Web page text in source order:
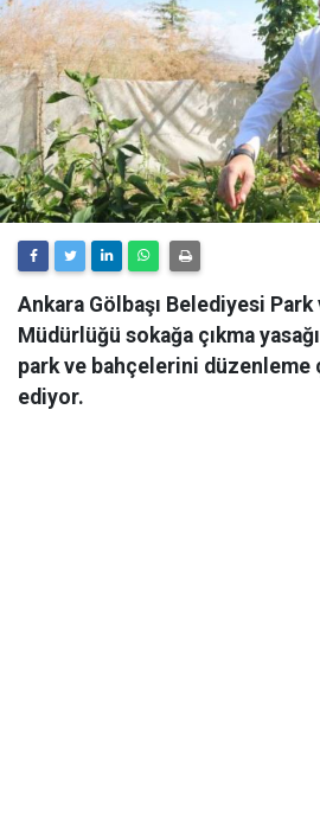
Ankara Gölbaşı Belediyesi
Müdürlüğü sokağa çıkma
park ve bahçelerini düzenleme
ediyor.